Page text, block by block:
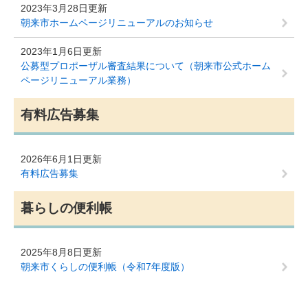
2023年3月28日更新
朝来市ホームページリニューアルのお知らせ
2023年1月6日更新
公募型プロポーザル審査結果について（朝来市公式ホーム
ページリニューアル業務）
有料広告募集
2026年6月1日更新
有料広告募集
暮らしの便利帳
2025年8月8日更新
朝来市くらしの便利帳（令和7年度版）